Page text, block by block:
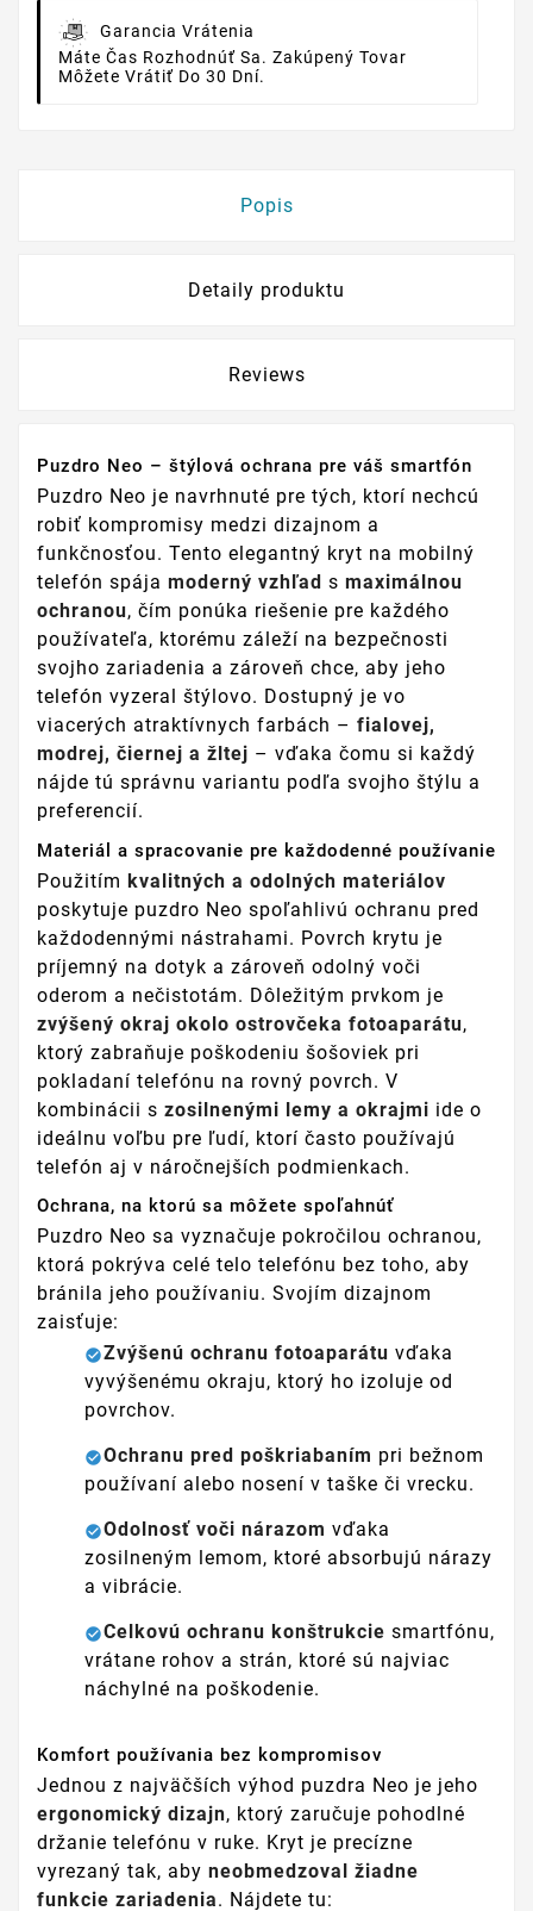
Garancia Vrátenia
Máte Čas Rozhodnúť Sa. Zakúpený Tovar
Môžete Vrátiť Do 30 Dní.
Popis
Detaily produktu
Reviews
Puzdro Neo – štýlová ochrana pre váš smartfón
Puzdro Neo je navrhnuté pre tých, ktorí nechcú
robiť kompromisy medzi dizajnom a
funkčnosťou. Tento elegantný kryt na mobilný
telefón spája moderný vzhľad s maximálnou
ochranou, čím ponúka riešenie pre každého
používateľa, ktorému záleží na bezpečnosti
svojho zariadenia a zároveň chce, aby jeho
telefón vyzeral štýlovo. Dostupný je vo
viacerých atraktívnych farbách – fialovej,
modrej, čiernej a žltej – vďaka čomu si každý
nájde tú správnu variantu podľa svojho štýlu a
preferencií.
Materiál a spracovanie pre každodenné používanie
Použitím kvalitných a odolných materiálov
poskytuje puzdro Neo spoľahlivú ochranu pred
každodennými nástrahami. Povrch krytu je
príjemný na dotyk a zároveň odolný voči
oderom a nečistotám. Dôležitým prvkom je
zvýšený okraj okolo ostrovčeka fotoaparátu,
ktorý zabraňuje poškodeniu šošoviek pri
pokladaní telefónu na rovný povrch. V
kombinácii s zosilnenými lemy a okrajmi ide o
ideálnu voľbu pre ľudí, ktorí často používajú
telefón aj v náročnejších podmienkach.
Ochrana, na ktorú sa môžete spoľahnúť
Puzdro Neo sa vyznačuje pokročilou ochranou,
ktorá pokrýva celé telo telefónu bez toho, aby
bránila jeho používaniu. Svojím dizajnom
zaisťuje:
Zvýšenú ochranu fotoaparátu vďaka
vyvýšenému okraju, ktorý ho izoluje od
povrchov.
Ochranu pred poškriabaním pri bežnom
používaní alebo nosení v taške či vrecku.
Odolnosť voči nárazom vďaka
zosilneným lemom, ktoré absorbujú nárazy
a vibrácie.
Celkovú ochranu konštrukcie smartfónu,
vrátane rohov a strán, ktoré sú najviac
náchylné na poškodenie.
Komfort používania bez kompromisov
Jednou z najväčších výhod puzdra Neo je jeho
ergonomický dizajn, ktorý zaručuje pohodlné
držanie telefónu v ruke. Kryt je precízne
vyrezaný tak, aby neobmedzoval žiadne
funkcie zariadenia. Nájdete tu: